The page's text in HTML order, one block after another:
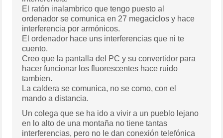
El ratón inalambrico que tengo puesto al
ordenador se comunica en 27 megaciclos y hace
interferencia por armónicos.
El ordenador hace uns interferencias que ni te
cuento.
Creo que la pantalla del PC y su convertidor para
hacer funcionar los fluorescentes hace ruido
tambien.
La caldera se comunica, no se como, con el
mando a distancia.
Un colega que se ha ido a vivir a un pueblo lejano
en lo alto de una montaña no tiene tantas
interferencias, pero no le dan conexión telefónica